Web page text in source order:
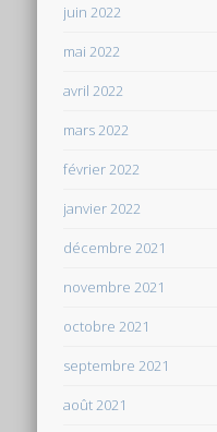
juin 2022
mai 2022
avril 2022
mars 2022
février 2022
janvier 2022
décembre 2021
novembre 2021
octobre 2021
septembre 2021
août 2021